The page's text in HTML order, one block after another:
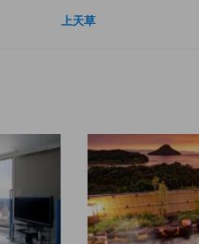
上天草